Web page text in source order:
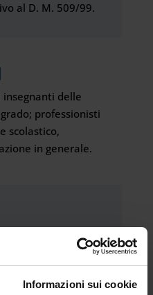
Informazioni sui cookie
al D. M. 509/99.
delle
professionisti
scolastico,
in generale.
conoscenze ed
nella scuola di oggi.